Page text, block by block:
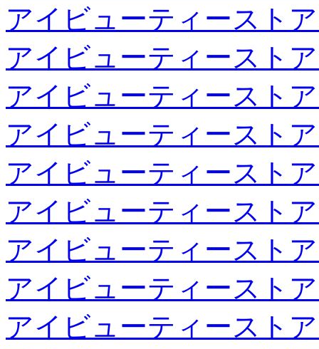
アイビューティースト
アイビューティースト
アイビューティースト
アイビューティースト
アイビューティースト
アイビューティースト
アイビューティースト
アイビューティースト
アイビューティースト